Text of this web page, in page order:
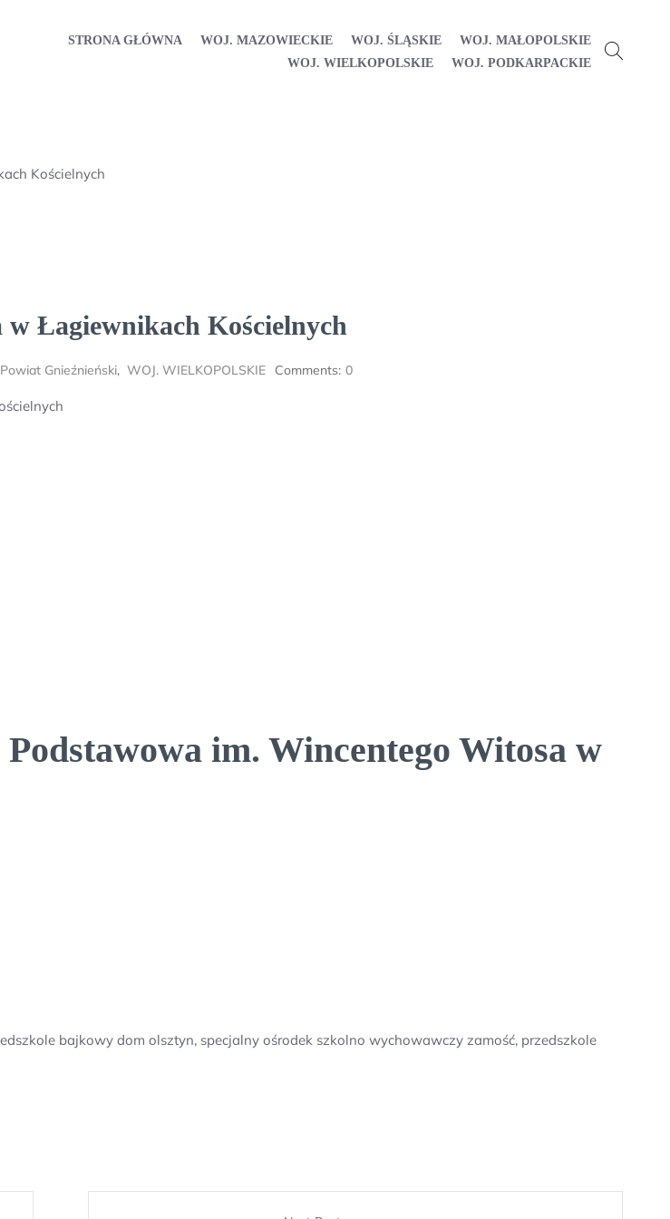
STRONA GŁÓWNA WOJ. MAZOWIECKIE WOJ. ŚLĄSKIE
WOJ. MAŁOPOLSKIE
WOJ. WIELKOPOLSKIE
WOJ. PODKARPACKIE
Kościelnych
w Łagiewnikach Kościelnych
Powiat Gnieźnieński, WOJ. WIELKOPOLSKIE Comments: 0
im. Wincentego Witosa w
bajkowy dom olsztyn, specjalny ośrodek szkolno wychowawczy zamość, przedszkole